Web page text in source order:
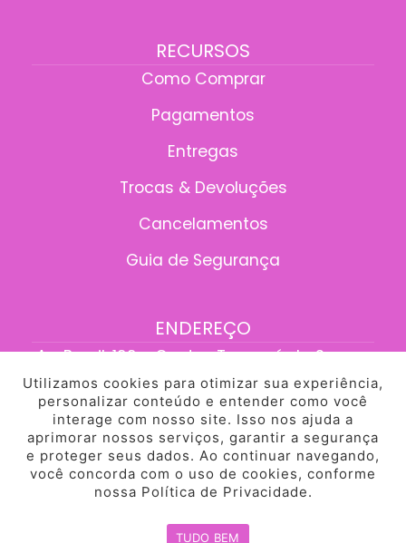
RECURSOS
Como Comprar
Pagamentos
Entregas
Trocas & Devoluções
Cancelamentos
Guia de Segurança
ENDEREÇO
Av. Brasil, 199 - Centro, Tangará da Serra -
MT, 78300-095
Desenvolvido pela HEYBROTHERS
© PinkBiju. Todos os Direitos Reservados.
Utilizamos cookies para otimizar sua experiência,
personalizar conteúdo e entender como você
interage com nosso site. Isso nos ajuda a
aprimorar nossos serviços, garantir a segurança
e proteger seus dados. Ao continuar navegando,
você concorda com o uso de cookies, conforme
nossa Política de Privacidade.
TUDO BEM